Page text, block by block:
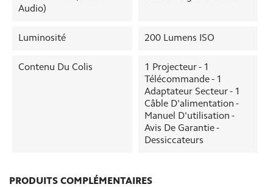
Audio)
Luminosité 200 Lumens ISO
Contenu Du Colis
1 Projecteur - 1
Télécommande - 1
Adaptateur Secteur - 1
Câble D'alimentation -
Manuel D'utilisation -
Avis De Garantie -
Dessiccateurs
PRODUITS COMPLÉMENTAIRES